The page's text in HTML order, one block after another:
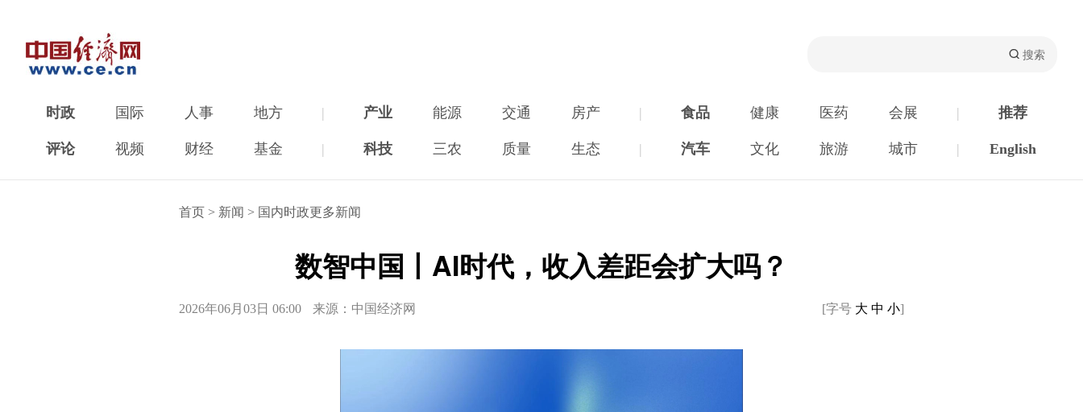
时政 国际 人事 地方 | 产业 能源 交通 房产 | 食品 健康 医药 会展 | 推荐
评论 视频 财经 基金 | 科技 三农 质量 生态 | 汽车 文化 旅游 城市 | English
首页 > 新闻 > 国内时政更多新闻
数智中国丨AI时代，收入差距会扩大吗？
2026年06月03日 06:00 来源：中国经济网 [字号 大 中 小]